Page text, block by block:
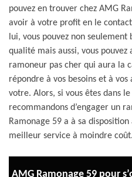
pouvez en trouver chez AMG
avoir à votre profit en le
lui, vous pouvez non
qualité mais aussi, vous
ramoneur pas cher qui aura la
répondre à vos besoins et à
votre. Alors, si vous êtes dans
recommandons d’engager un
Ramonage 59 a à sa disposition
meilleur service à moindre coût.
AMG Ramonage 59 pour